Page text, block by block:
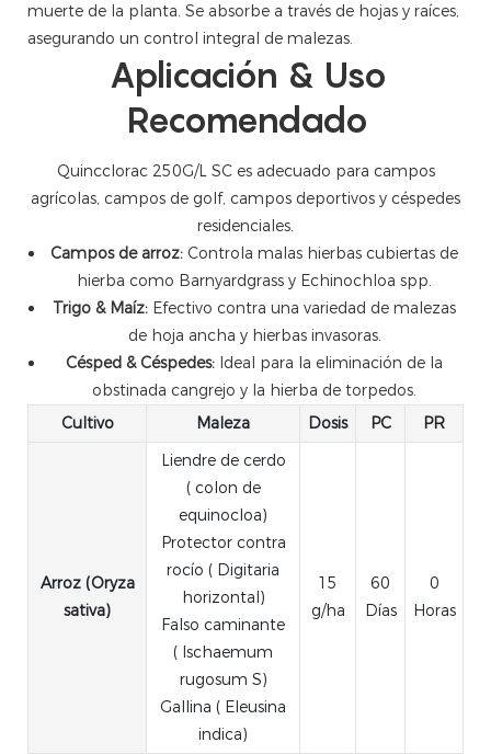
muerte de la planta. Se absorbe a través de hojas y raíces,
asegurando un control integral de malezas.
Aplicación & Uso
Recomendado
Quincclorac 250G/L SC es adecuado para campos
agrícolas, campos de golf, campos deportivos y céspedes
residenciales.
Campos de arroz:Controla malas hierbas cubiertas de
hierba como Barnyardgrass y Echinochloa spp.
Trigo & Maíz: Efectivo contra una variedad de malezas
de hoja ancha y hierbas invasoras.
Césped & Céspedes: Ideal para la eliminación de la
obstinada cangrejo y la hierba de torpedos.
Cultivo
Maleza Dosis PC PR
Arroz (Oryza
sativa)
Liendre de cerdo
( colon de
equinocloa)
Protector contra
rocío ( Digitaria
horizontal)
Falso caminante
( Ischaemum
rugosum S)
Gallina ( Eleusina
indica)
15
g/ha
60
Días
0
Horas